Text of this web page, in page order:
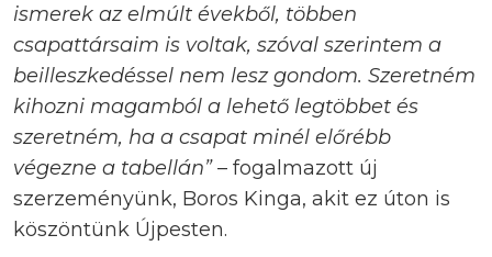
ismerek az elmúlt évekből, többen
csapattársaim is voltak, szóval szerintem a
beilleszkedéssel nem lesz gondom. Szeretném
kihozni magamból a lehető legtöbbet és
szeretném, ha a csapat minél előrébb
végezne a tabellán”– fogalmazott új
szerzeményünk, Boros Kinga, akit ez úton is
köszöntünk Újpesten.